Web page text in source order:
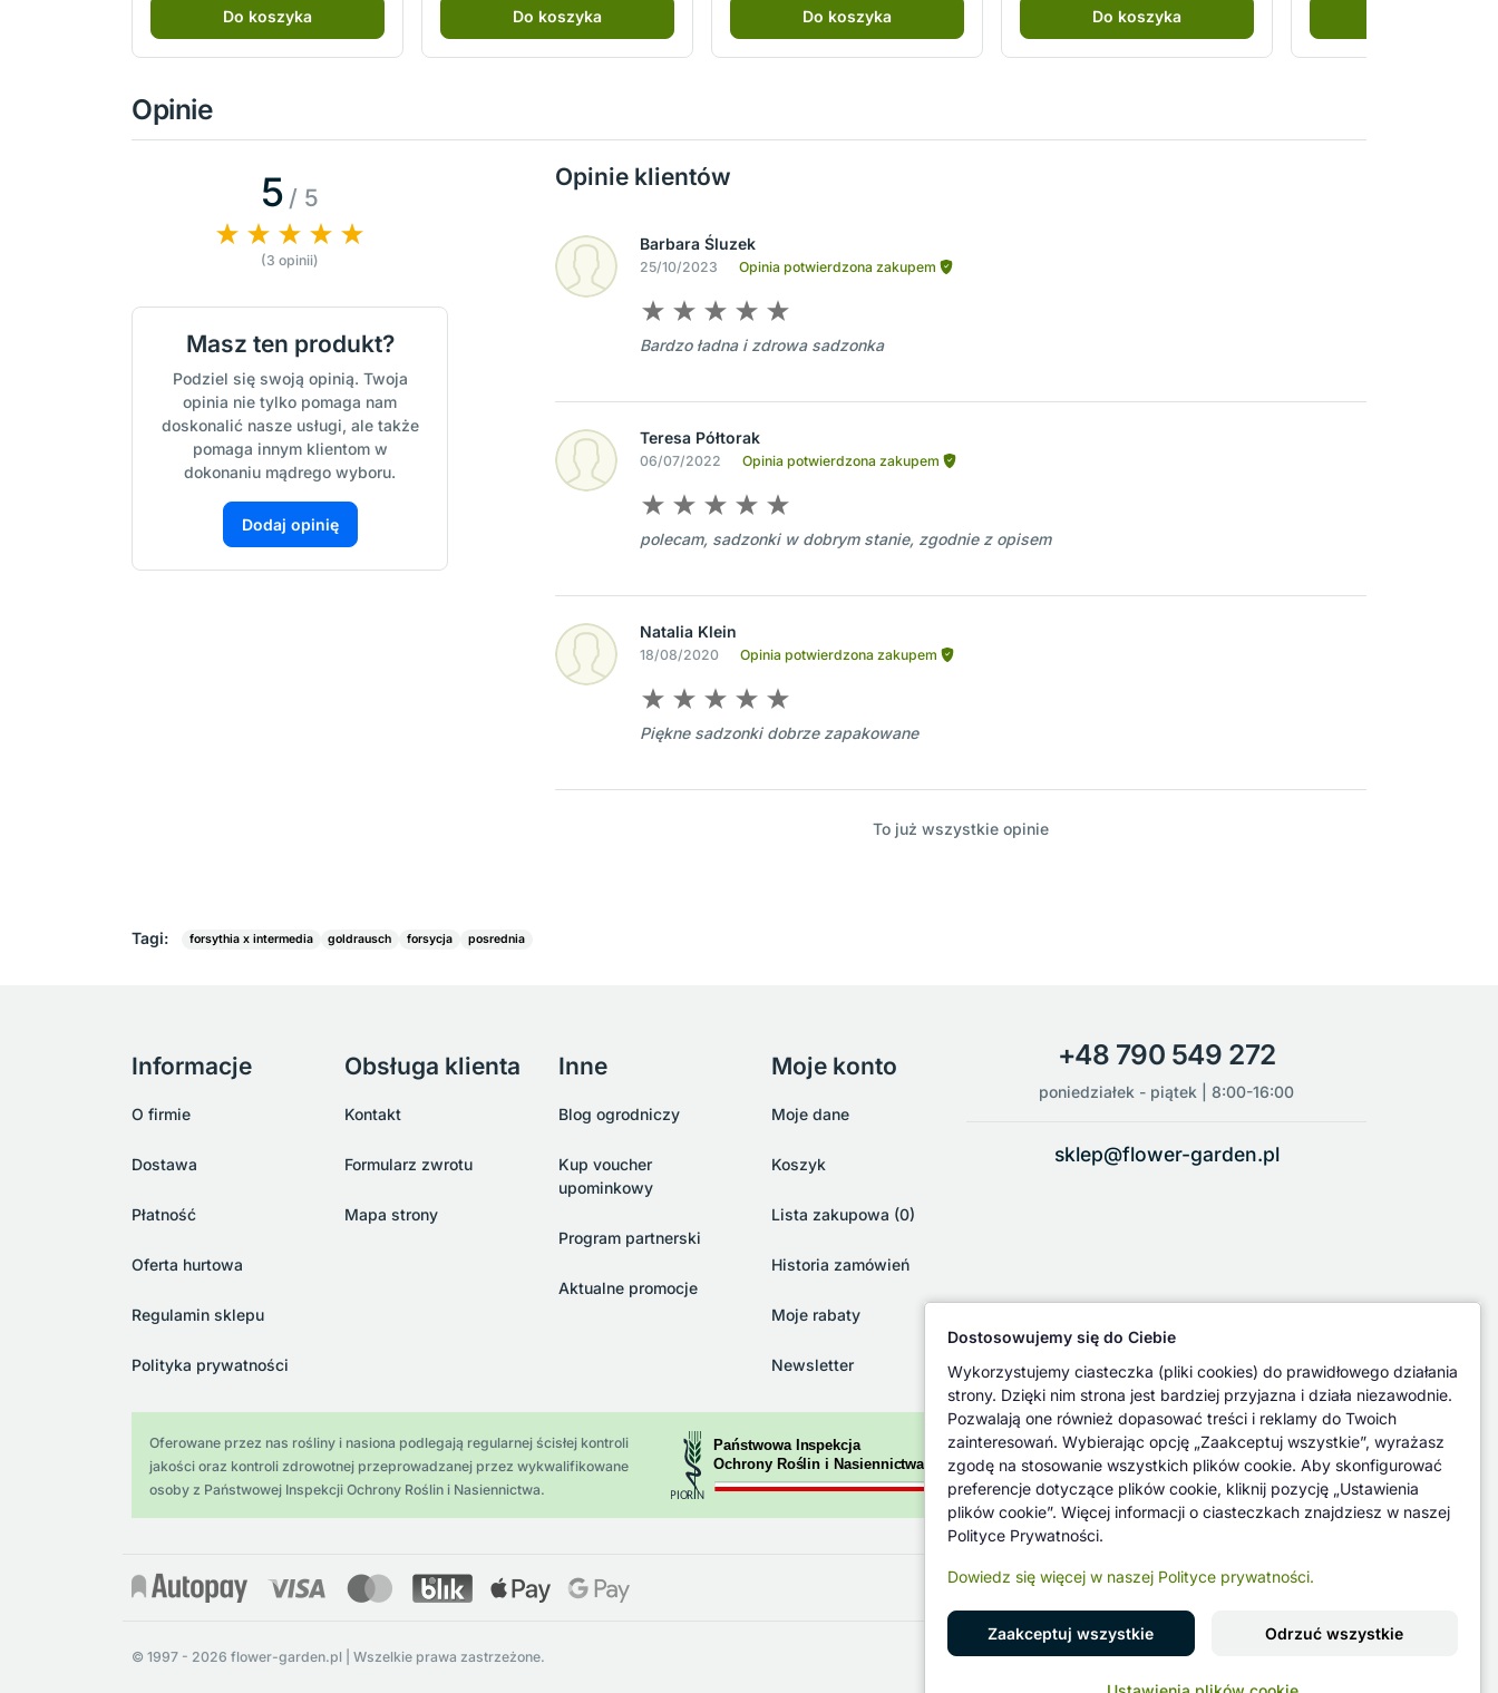
Do koszyka Do koszyka Do koszyka Do koszyka
Opinie
5 / 5
(3 opinii)
Masz ten produkt?
Podziel się swoją opinią. Twoja
opinia nie tylko pomaga nam
doskonalić nasze usługi, ale także
pomaga innym klientom w
dokonaniu mądrego wyboru.
Dodaj opinię
Opinie klientów
Barbara Śluzek
25/10/2023 Opinia potwierdzona zakupem
Bardzo ładna i zdrowa sadzonka
Teresa Półtorak
06/07/2022 Opinia potwierdzona zakupem
polecam, sadzonki w dobrym stanie, zgodnie z opisem
Natalia Klein
18/08/2020 Opinia potwierdzona zakupem
Piękne sadzonki dobrze zapakowane
To już wszystkie opinie
Tagi: forsythia x intermedia goldrausch forsycja posrednia
Informacje
O firmie
Dostawa
Płatność
Oferta hurtowa
Regulamin sklepu
Polityka prywatności
Obsługa klienta
Kontakt
Formularz zwrotu
Mapa strony
Inne
Blog ogrodniczy
Kup voucher
upominkowy
Program partnerski
Aktualne promocje
Moje konto
Moje dane
Koszyk
Lista zakupowa (0)
Historia zamówień
Moje rabaty
Newsletter
+48 790 549 272
poniedziałek - piątek | 8:00-16:00
sklep@flower-garden.pl
Oferowane przez nas rośliny i nasiona podlegają regularnej ścisłej kontroli
jakości oraz kontroli zdrowotnej przeprowadzanej przez wykwalifikowane
osoby z Państwowej Inspekcji Ochrony Roślin i Nasiennictwa.
© 1997 - 2026 flower-garden.pl | Wszelkie prawa zastrzeżone. Znajdź nas na
Dostosowujemy się do Ciebie
Wykorzystujemy ciasteczka (pliki cookies) do prawidłowego działania
strony. Dzięki nim strona jest bardziej przyjazna i działa niezawodnie.
Pozwalają one również dopasować treści i reklamy do Twoich
zainteresowań. Wybierając opcję „Zaakceptuj wszystkie”, wyrażasz
zgodę na stosowanie wszystkich plików cookie. Aby skonfigurować
preferencje dotyczące plików cookie, kliknij pozycję „Ustawienia
plików cookie”. Więcej informacji o ciasteczkach znajdziesz w naszej
Polityce Prywatności.
Dowiedz się więcej w naszej Polityce prywatności.
Zaakceptuj wszystkie Odrzuć wszystkie